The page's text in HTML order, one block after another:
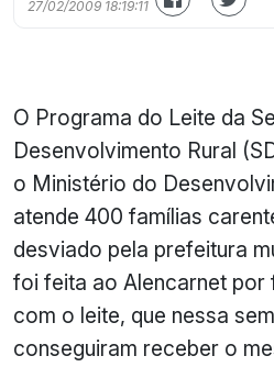
27/02/2009 18:19:11
O Programa do Leite da
Desenvolvimento Rural (
o Ministério do
atende 400 famílias
desviado pela prefeitura
foi feita ao Alencarnet por
com o leite, que nessa
conseguiram receber o